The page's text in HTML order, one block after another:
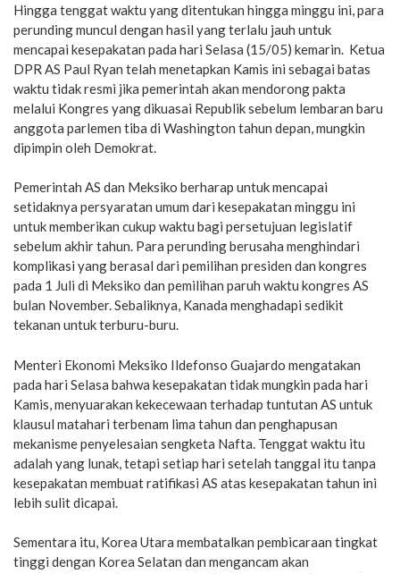
Hingga tenggat waktu yang ditentukan hingga minggu ini, para
perunding muncul dengan hasil yang terlalu jauh untuk
mencapai kesepakatan pada hari Selasa (15/05) kemarin. Ketua
DPR AS Paul Ryan telah menetapkan Kamis ini sebagai batas
waktu tidak resmi jika pemerintah akan mendorong pakta
melalui Kongres yang dikuasai Republik sebelum lembaran baru
anggota parlemen tiba di Washington tahun depan, mungkin
dipimpin oleh Demokrat.
Pemerintah AS dan Meksiko berharap untuk mencapai
setidaknya persyaratan umum dari kesepakatan minggu ini
untuk memberikan cukup waktu bagi persetujuan legislatif
sebelum akhir tahun. Para perunding berusaha menghindari
komplikasi yang berasal dari pemilihan presiden dan kongres
pada 1 Juli di Meksiko dan pemilihan paruh waktu kongres AS
bulan November. Sebaliknya, Kanada menghadapi sedikit
tekanan untuk terburu-buru.
Menteri Ekonomi Meksiko Ildefonso Guajardo mengatakan
pada hari Selasa bahwa kesepakatan tidak mungkin pada hari
Kamis, menyuarakan kekecewaan terhadap tuntutan AS untuk
klausul matahari terbenam lima tahun dan penghapusan
mekanisme penyelesaian sengketa Nafta. Tenggat waktu itu
adalah yang lunak, tetapi setiap hari setelah tanggal itu tanpa
kesepakatan membuat ratifikasi AS atas kesepakatan tahun ini
lebih sulit dicapai.
Sementara itu, Korea Utara membatalkan pembicaraan tingkat
tinggi dengan Korea Selatan dan mengancam akan